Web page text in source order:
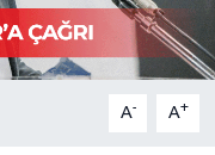
A- A+